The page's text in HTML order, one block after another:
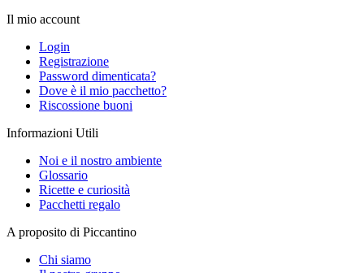
Il mio account
Login
Registrazione
Password dimenticata?
Dove è il mio pacchetto?
Riscossione buoni
Informazioni Utili
Noi e il nostro ambiente
Glossario
Ricette e curiosità
Pacchetti regalo
A proposito di Piccantino
Chi siamo